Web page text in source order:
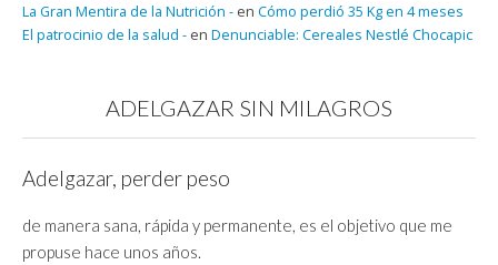
La Gran Mentira de la Nutrición - en Cómo perdió 35 Kg en 4 meses
El patrocinio de la salud - en Denunciable: Cereales Nestlé Chocapic
ADELGAZAR SIN MILAGROS
Adelgazar, perder peso
de manera sana, rápida y permanente, es el objetivo que me
propuse hace unos años.